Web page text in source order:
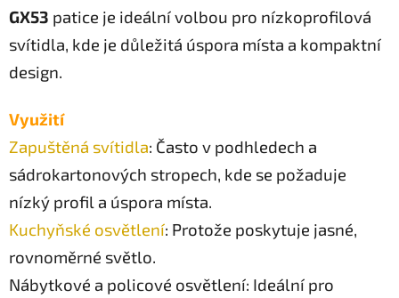
GX53 patice je ideální volbou pro nízkoprofilová
svítidla, kde je důležitá úspora místa a kompaktní
design.
Využití
Zapuštěná svítidla: Často v podhledech a
sádrokartonových stropech, kde se požaduje
nízký profil a úspora místa.
Kuchyňské osvětlení: Protože poskytuje jasné,
rovnoměrné světlo.
Nábytkové a policové osvětlení: Ideální pro